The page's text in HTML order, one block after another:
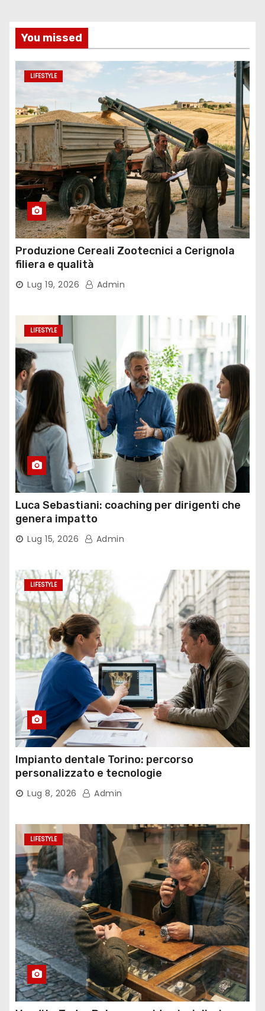
You missed
LIFESTYLE
Produzione Cereali Zootecnici a Cerignola
filiera e qualità
Lug 19, 2026 Admin
LIFESTYLE
Luca Sebastiani: coaching per dirigenti che
genera impatto
Lug 15, 2026 Admin
LIFESTYLE
Impianto dentale Torino: percorso
personalizzato e tecnologie
Lug 8, 2026 Admin
LIFESTYLE